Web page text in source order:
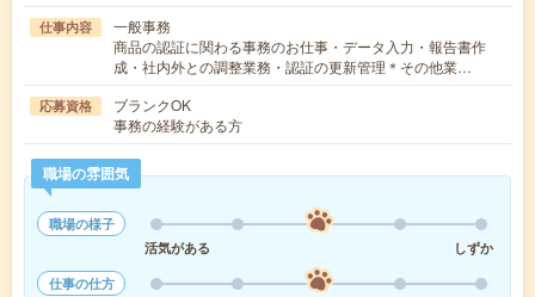
仕事内容
一般事務
商品の認証に関わる事務のお仕事・データ入力・報告書作
成・社内外との調整業務・認証の更新管理＊その他業…
応募資格
ブランクOK
事務の経験がある方
職場の雰囲気
職場の様子
活気がある
しずか
仕事の仕方